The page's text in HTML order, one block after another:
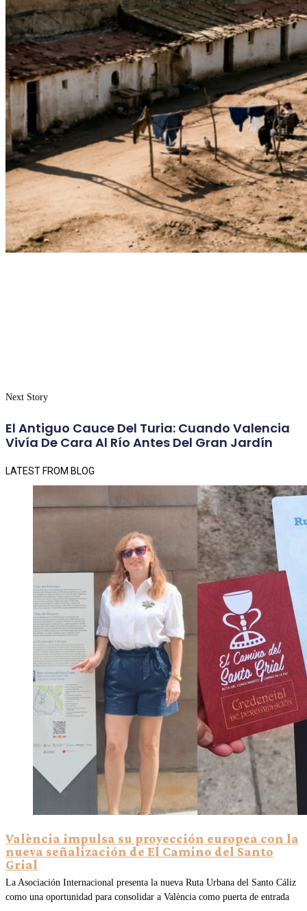
Next Story
El Antiguo Cauce Del Turia: Cuando Valencia
Vivía De Cara Al Río Antes Del Gran Jardín
LATEST FROM BLOG
València impulsa su proyección europea con la
nueva señalización de El Camino del Santo
Grial
La Asociación Internacional presenta la nueva Ruta Urbana del Santo Cáliz
como una oportunidad para consolidar a València como puerta de entrada